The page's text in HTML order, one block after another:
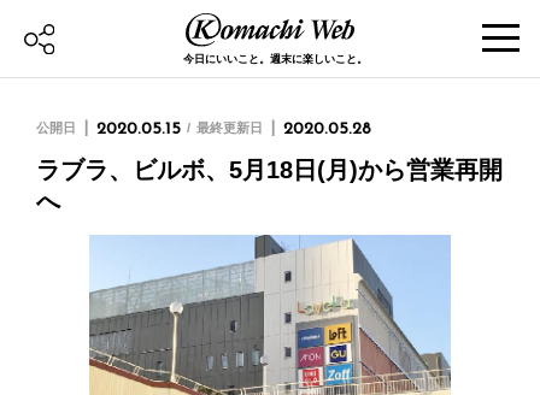
今日にいいこと。週末に楽しいこと。
公開日 2020.05.15 最終更新日 2020.05.28
ラブラ、ビルボ、5月18日(月)から営業再開
へ